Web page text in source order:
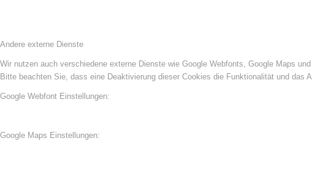
Andere externe Dienste
Wir nutzen auch verschiedene externe Dienste wie Google Webfonts, Google Maps
Bitte beachten Sie, dass eine Deaktivierung dieser Cookies die Funktionalität und das
Google Webfont Einstellungen:
Google Maps Einstellungen: